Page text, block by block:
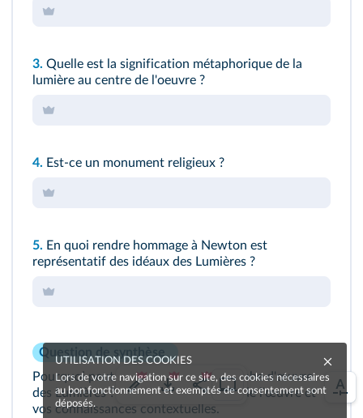
3. Quelle est la signification métaphorique de la
lumière au centre de l'oeuvre ?
4. Est-ce un monument religieux ?
5. En quoi rendre hommage à Newton est
représentatif des idéaux des Lumières ?
Question de synthèse
Pourquoi peut-on qualifier ce cénotaphe d'œuvre
des Lumières ? Utilisez votre analyse de l'œuvre et
vos connaissances contextuelles.
UTILISATION DES COOKIES
Lors de votre navigation sur ce site, des cookies nécessaires
au bon fonctionnement et exemptés de consentement sont
déposés.